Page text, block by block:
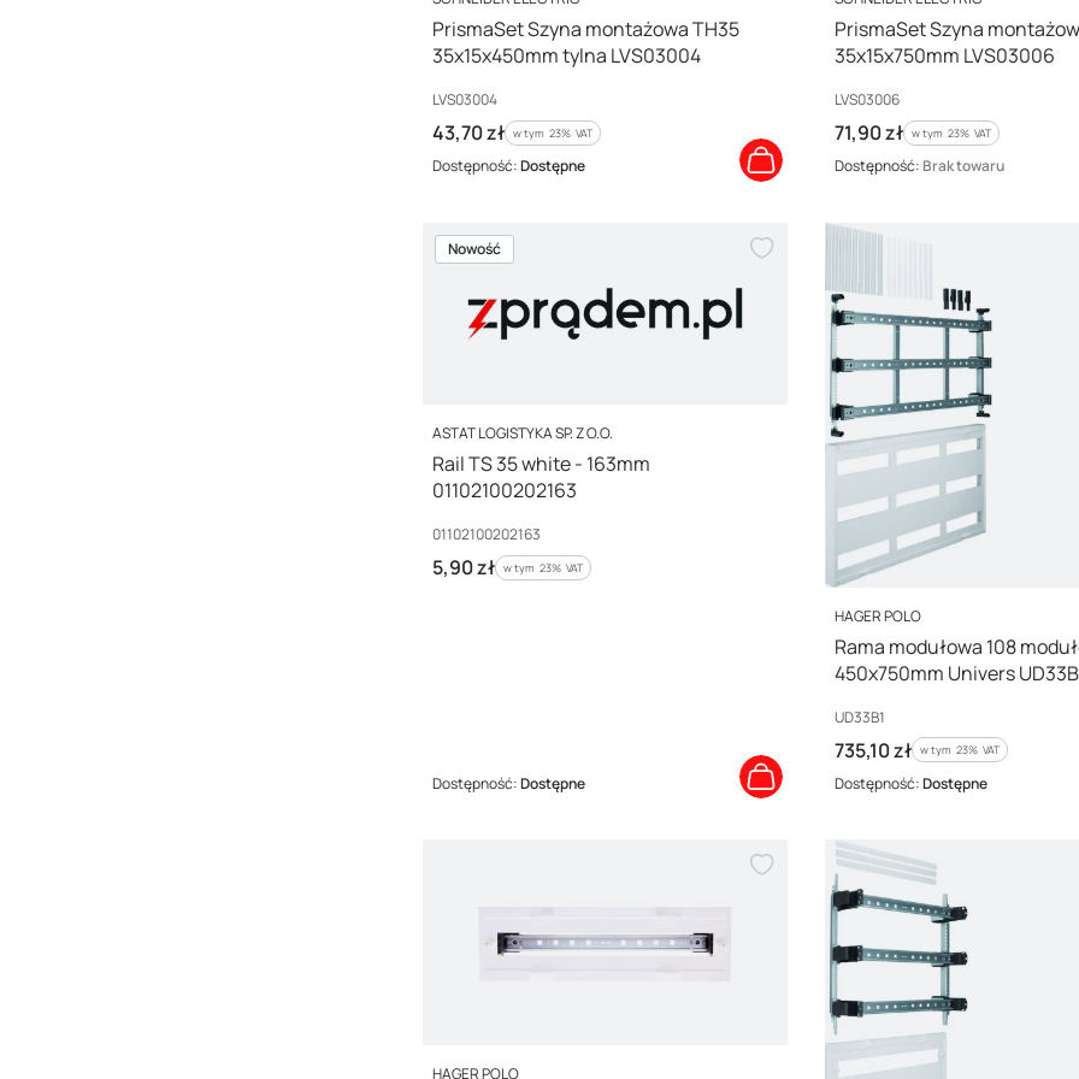
PrismaSet Szyna montażowa TH35
35x15x450mm tylna LVS03004
Kod producenta
LVS03004
Cena brutto
43,70 zł w tym %s VAT
w tym 23% VAT
Dostępność:Dostępne
PrismaSet Szyna
35x15x750mm LVS03006
Kod producenta
LVS03006
Cena brutto
71,90 zł w tym %s VAT
w tym 23% VAT
Dostępność: Brak towaru
Nowość
PRODUCENT
ASTAT LOGISTYKA SP. Z O.O.
Rail TS 35 white - 163mm
01102100202163
Kod producenta
01102100202163
Cena brutto
5,90 zł w tym %s VAT
w tym 23% VAT
Dostępność:Dostępne
PRODUCENT
HAGER POLO
Rama modułowa 108
450x750mm Univers
Kod producenta
UD33B1
Cena brutto
735,10 zł w tym %s VAT
w tym 23% VAT
Dostępność:Dostępne
PRODUCENT
HAGER POLO